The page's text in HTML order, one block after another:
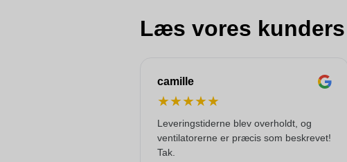
Læs vores
camille
★★★★★
Leveringstiderne blev overholdt, og
ventilatorerne er præcis som beskrevet!
Tak.